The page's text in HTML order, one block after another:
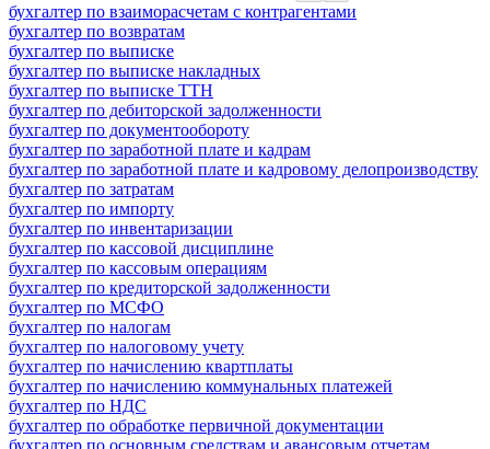
бухгалтер по взаиморасчетам с контрагентами
бухгалтер по возвратам
бухгалтер по выписке
бухгалтер по выписке накладных
бухгалтер по выписке ТТН
бухгалтер по дебиторской задолженности
бухгалтер по документообороту
бухгалтер по заработной плате и кадрам
бухгалтер по заработной плате и кадровому делопроизводству
бухгалтер по затратам
бухгалтер по импорту
бухгалтер по инвентаризации
бухгалтер по кассовой дисциплине
бухгалтер по кассовым операциям
бухгалтер по кредиторской задолженности
бухгалтер по МСФО
бухгалтер по налогам
бухгалтер по налоговому учету
бухгалтер по начислению квартплаты
бухгалтер по начислению коммунальных платежей
бухгалтер по НДС
бухгалтер по обработке первичной документации
бухгалтер по основным средствам и авансовым отчетам